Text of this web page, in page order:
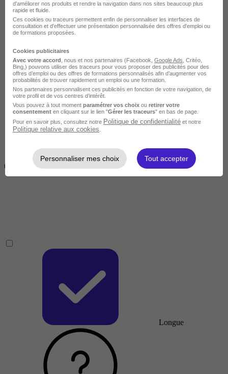
Intermédiaire
2 semaines à 4 mois
( 70h à 560h)
Longue
d'améliorer nos produits et rendre la navigation dans nos sites beaucoup plus
rapide et fluide.
Ces cookies ou traceurs permettent enfin de personnaliser les interfaces de
consultation et d'effectuer une présentation personnalisée des offres d'emploi ou
de formations proposées.
Cookies publicitaires
Avec votre accord , nous et nos partenaires (Facebook, Google Ads , Critéo,
Bing,) pouvons utiliser des traceurs pour vous proposer des publicités pour des
offres d’emploi ou des offres de formations personnalisés afin d’augmenter vos
probabilités de trouver rapidement un emploi ou une formation.
Nos partenaires personnalisent ces publicités en fonction de votre navigation, de
votre profil et de vos centres d’intérêt.
Vous pouvez à tout moment paramétrer vos choix ou retirer votre
consentement en cliquant sur le lien "Gérer les traceurs" en bas de page.
Pour en savoir plus, consultez notre Politique de confidentialité et notre
Politique relative aux cookies
Personnaliser mes choix Tout accepter